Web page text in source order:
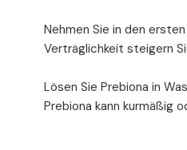
steigert die
reduziert die
reduziert das Risiko
Nehmen Sie in den
Verträglichkeit steigern
Lösen Sie Prebiona in
Prebiona kann kurmäßig